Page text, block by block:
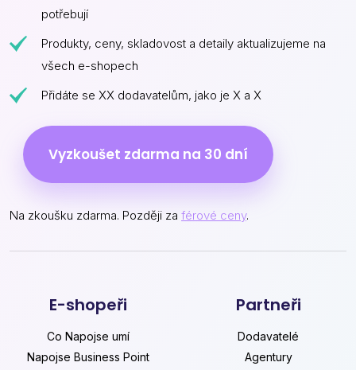
potřebují
Produkty, ceny, skladovost a detaily aktualizujeme na
všech e-shopech
Přidáte se XX dodavatelům, jako je X a X
Vyzkoušet zdarma na 30 dní
Na zkoušku zdarma. Později za férové ceny.
E-shopeři
Co Napojse umí
Napojse Business Point
Partneři
Dodavatelé
Agentury